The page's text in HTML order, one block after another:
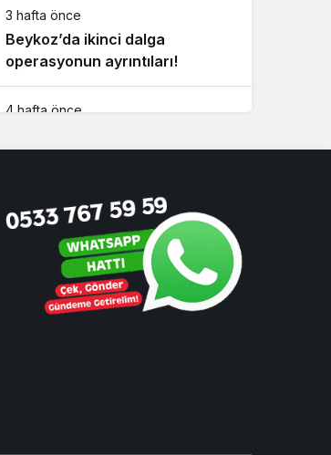
3 hafta önce
Beykoz’da ikinci dalga
operasyonun ayrıntıları!
4 hafta önce
3 hafta önce
CHP oylarıyla toplu ulaşıma
yüzde 10 zam